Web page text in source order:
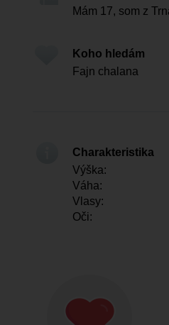
Mám 17, som z
Koho hledám
Fajn chalana
Charakteristika
Výška:
Váha:
Vlasy:
Oči: